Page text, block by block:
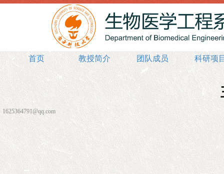
首页 教授简介 团队成员 科研项
1625364791@qq.com